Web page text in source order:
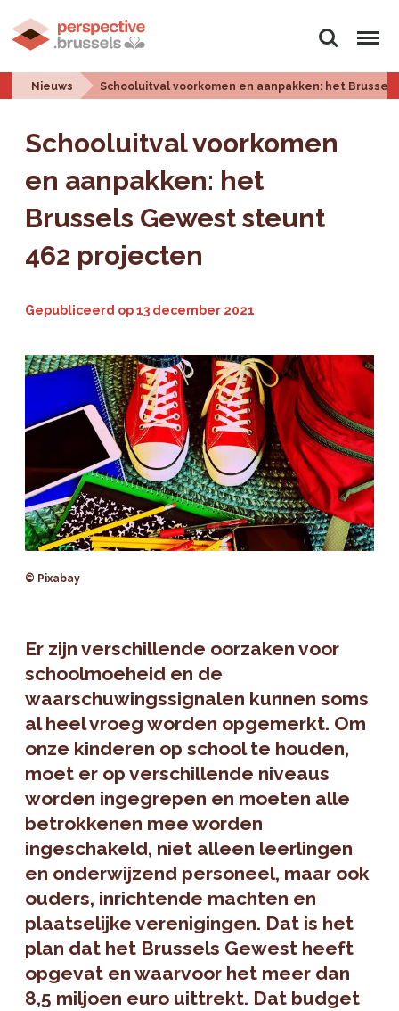
Zoeken Menu
Nieuws Schooluitval voorkomen en aanpakken: het
Schooluitval voorkomen
en aanpakken: het
Brussels Gewest steunt
462 projecten
Gepubliceerd op13 december 2021
© Pixabay
Er zijn verschillende oorzaken voor
schoolmoeheid en de
waarschuwingssignalen kunnen soms
al heel vroeg worden opgemerkt. Om
onze kinderen op school te houden,
moet er op verschillende niveaus
worden ingegrepen en moeten alle
betrokkenen mee worden
ingeschakeld, niet alleen leerlingen
en onderwijzend personeel, maar ook
ouders, inrichtende machten en
plaatselijke verenigingen. Dat is het
plan dat het Brussels Gewest heeft
opgevat en waarvoor het meer dan
8,5 miljoen euro uittrekt. Dat budget